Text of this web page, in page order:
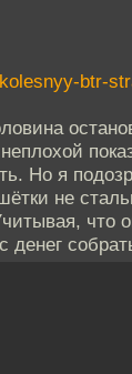
btr-
Но я
не
что